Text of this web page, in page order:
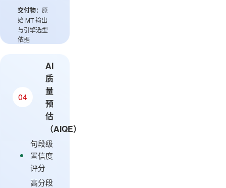
交付物： 原
始 MT 输出
与引擎选型
依据
04
AI
质
量
预
估
（AIQE）
句段级
置信度
评分
高分段